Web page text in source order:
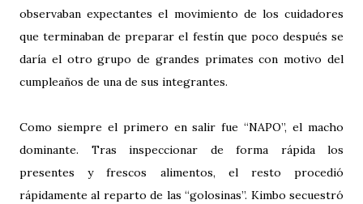
observaban expectantes el movimiento de los cuidadores
que terminaban de preparar el festín que poco después se
daría el otro grupo de grandes primates con motivo del
cumpleaños de una de sus integrantes.
Como siempre el primero en salir fue “NAPO”, el macho
dominante. Tras inspeccionar de forma rápida los
presentes y frescos alimentos, el resto procedió
rápidamente al reparto de las “golosinas”. Kimbo secuestró